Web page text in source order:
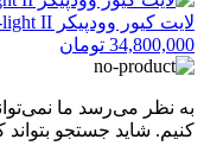
لایت کیور وودپیکر O-light II
34,800,000 تومان
به نظر می‌رسد ما
کنیم. شاید جستجو